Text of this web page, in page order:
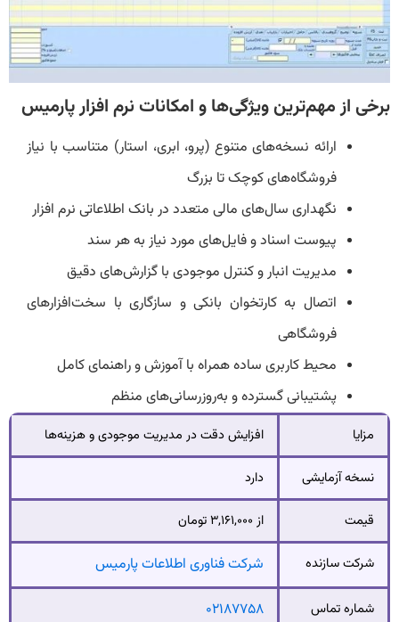
برخی از مهم‌ترین ویژگی‌ها و امکانات نرم افزار پارمیس
ارائه نسخه‌های متنوع (پرو، ابری، استار) متناسب با نیاز
فروشگاه‌های کوچک تا بزرگ
نگهداری سال‌های مالی متعدد در بانک اطلاعاتی نرم افزار
پیوست‌ اسناد و فایل‌های مورد نیاز به هر سند
مدیریت انبار و کنترل موجودی با گزارش‌های دقیق
اتصال به کارتخوان بانکی و سازگاری با سخت‌افزارهای
فروشگاهی
محیط کاربری ساده همراه با آموزش و راهنمای کامل
پشتیبانی گسترده و به‌روزرسانی‌های منظم
مزایا افزایش دقت در مدیریت موجودی و هزینه‌ها
نسخه آزمایشی دارد
قیمت از ۳,۱۶۱,۰۰۰ تومان
شرکت سازنده شرکت فناوری اطلاعات پارمیس
شماره تماس ۰۲۱۸۷۷۵۸